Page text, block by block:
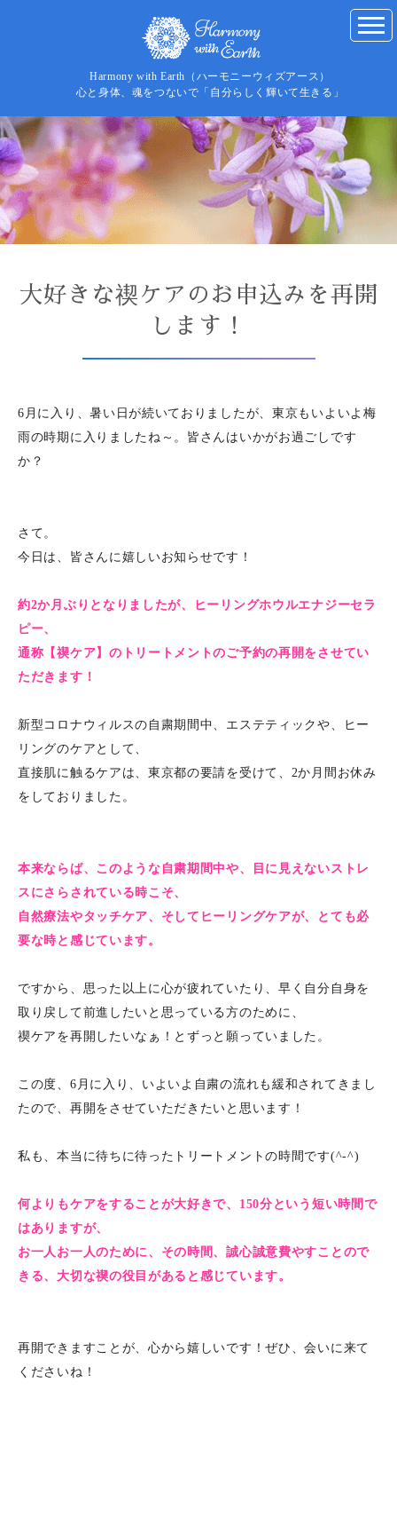
Harmony with Earth（ハーモニーウィズアース）
心と身体、魂をつないで「自分らしく輝いて生きる」
大好きな禊ケアのお申込みを再開
します！
6月に入り、暑い日が続いておりましたが、東京もいよいよ梅
雨の時期に入りましたね～。皆さんはいかがお過ごしです
か？
さて。
今日は、皆さんに嬉しいお知らせです！
約2か月ぶりとなりましたが、ヒーリングホウルエナジーセラ
ピー、
通称【禊ケア】のトリートメントのご予約の再開をさせてい
ただきます！
新型コロナウィルスの自粛期間中、エステティックや、ヒー
リングのケアとして、
直接肌に触るケアは、東京都の要請を受けて、2か月間お休み
をしておりました。
本来ならば、このような自粛期間中や、目に見えないストレ
スにさらされている時こそ、
自然療法やタッチケア、そしてヒーリングケアが、とても必
要な時と感じています。
ですから、思った以上に心が疲れていたり、早く自分自身を
取り戻して前進したいと思っている方のために、
禊ケアを再開したいなぁ！とずっと願っていました。
この度、6月に入り、いよいよ自粛の流れも緩和されてきまし
たので、再開をさせていただきたいと思います！
私も、本当に待ちに待ったトリートメントの時間です(^-^)
何よりもケアをすることが大好きで、150分という短い時間で
はありますが、
お一人お一人のために、その時間、誠心誠意費やすことので
きる、大切な禊の役目があると感じています。
再開できますことが、心から嬉しいです！ぜひ、会いに来て
くださいね！